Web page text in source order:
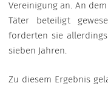
Vereinigung an. An
Täter beteiligt
forderten sie
sieben Jahren.
Zu diesem Ergebnis